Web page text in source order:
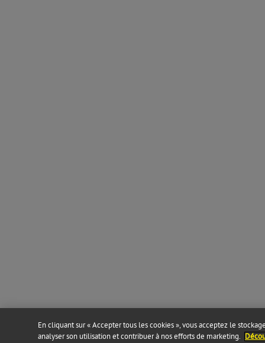
En cliquant sur « Accepter tous les cookies », vous acceptez le
analyser son utilisation et contribuer à nos efforts de marketing.